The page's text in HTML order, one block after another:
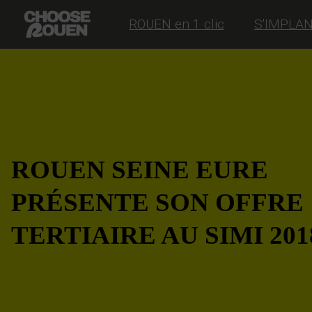
ROUEN en 1 clic
ROUEN SEINE EURE
PRÉSENTE SON OFFRE
TERTIAIRE AU SIMI